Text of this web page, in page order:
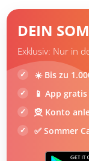
DEIN
Exklusiv: Nur in
☀️ Bis zu
📱 App